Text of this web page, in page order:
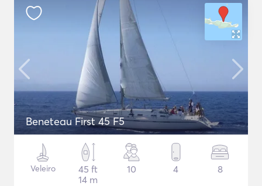
Beneteau First 45 F5
Veleiro
45 ft
14 m
10 4 8